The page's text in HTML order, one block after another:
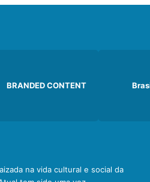
BRANDED CONTENT
na vida cultural e social da